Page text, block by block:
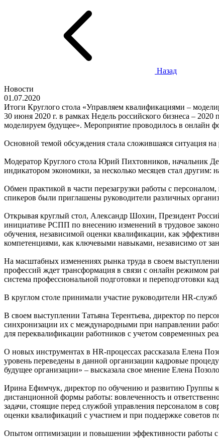
Назад
Новости
01.07.2020
Итоги Круглого стола «Управляем квалификациями –
30 июня 2020 г. в рамках Недель российского бизнеса –
моделируем будущее». Мероприятие проводилось в онлайн
Основной темой обсуждения стала сложившаяся ситуация
Модератор Круглого стола Юрий Пихтовников, начальник
индикатором экономики, за несколько месяцев стал
Обмен практикой в части перезагрузки работы с
спикеров были приглашены руководители различных
Открывая круглый стол, Александр Шохин, Президент
инициативе РСПП по внесению изменений в трудовое
обучения, независимой оценки квалификации, как
компетенциями, как ключевыми навыками, независимо от
На масштабных изменениях рынка труда в своем
профессий ждет трансформация в связи с онлайн режимом
система профессиональной подготовки и переподготовки
В круглом столе принимали участие руководители HR-
В своем выступлении Татьяна Терентьева, директор по
синхронизации их с международными при направлении
для переквалификации работников с учетом современных
О новых инструментах в HR-процессах рассказала Елена
уровень переведены в данной организации кадровые
будущее организации» – высказала свое мнение Елена
Ирина Ефимчук, директор по обучению и развитию Группы
дистанционной формы работы: вовлеченность и
задачи, стоящие перед службой управления персоналом в
оценки квалификаций с участием и при поддержке советов
Опытом оптимизации и повышении эффективности работы с